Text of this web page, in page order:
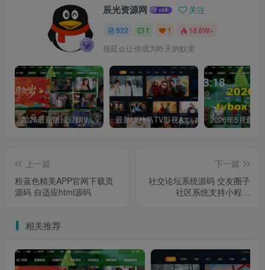
辰光资源网 关注
922 1 1 18.8W+
拖延会让你成为昨天的奴隶
2026最新版绿豆UI9双端影视APP源码 最新UI神马TV影视APP源码 乐檬影视苹果CMS后台 包含前后端源码
上一篇
粉蓝色精美APP官网下载页
源码 自适应html源码
下一篇
社交论坛系统源码 交友圈子
社区系统支持小程序
相关推荐